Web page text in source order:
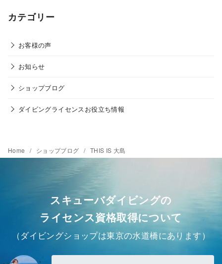
カテゴリー
お客様の声
お知らせ
ショップブログ
ダイビングライセンスお役立ち情報
Home ショップブログ THIS IS 大島
スキューバダイビングの
ライセンス資格取得について
（ダイビングショップは東京の水道橋にあります）